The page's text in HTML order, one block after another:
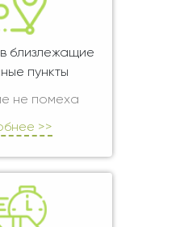
близлежащие
пункты
не помеха
>>